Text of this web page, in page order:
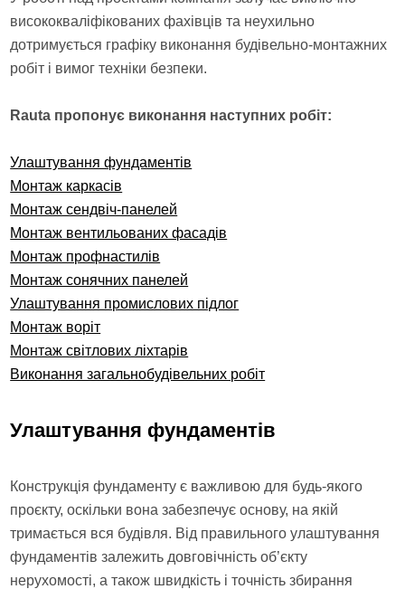
висококваліфікованих фахівців та неухильно
дотримується графіку виконання будівельно-монтажних
робіт і вимог техніки безпеки.
Rauta пропонує виконання наступних робіт:
Улаштування фундаментів
Монтаж каркасів
Монтаж сендвіч-панелей
Монтаж вентильованих фасадів
Монтаж профнастилів
Монтаж сонячних панелей
Улаштування промислових підлог
Монтаж воріт
Монтаж світлових ліхтарів
Виконання загальнобудівельних робіт
Улаштування фундаментів
Конструкція фундаменту є важливою для будь-якого
проєкту, оскільки вона забезпечує основу, на якій
тримається вся будівля. Від правильного улаштування
фундаментів залежить довговічність об’єкту
нерухомості, а також швидкість і точність збирання